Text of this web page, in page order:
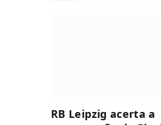
RB Leipzig acerta a